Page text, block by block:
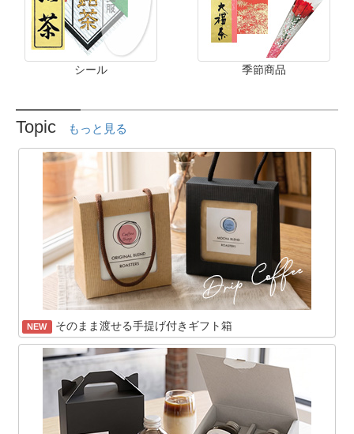
シール 季節商品
Topic もっと見る
NEW そのまま渡せる手提げ付きギフト箱